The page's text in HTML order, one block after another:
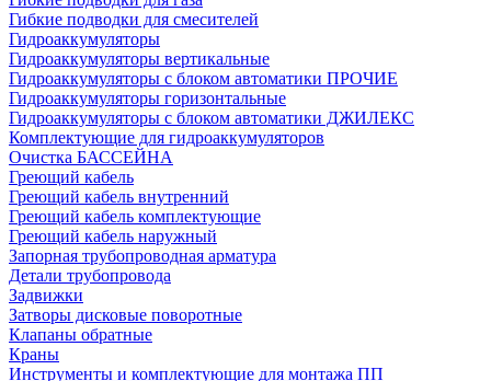
Гибкие подводки для смесителей
Гидроаккумуляторы
Гидроаккумуляторы вертикальные
Гидроаккумуляторы с блоком автоматики ПРОЧИЕ
Гидроаккумуляторы горизонтальные
Гидроаккумуляторы с блоком автоматики ДЖИЛЕКС
Комплектующие для гидроаккумуляторов
Очистка БАССЕЙНА
Греющий кабель
Греющий кабель внутренний
Греющий кабель комплектующие
Греющий кабель наружный
Запорная трубопроводная арматура
Детали трубопровода
Задвижки
Затворы дисковые поворотные
Клапаны обратные
Краны
Инструменты и комплектующие для монтажа ПП